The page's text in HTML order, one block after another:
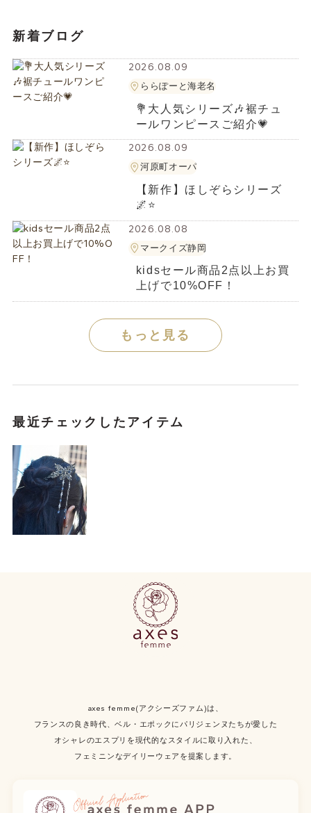
新着ブログ
2026.08.09
ららぽーと海老名
💐大人気シリーズ🎶裾チュ
ールワンピースご紹介💗
2026.08.09
河原町オーパ
【新作】ほしぞらシリーズ
🌌⭐
2026.08.08
マークイズ静岡
kidsセール商品2点以上お買
上げで10%OFF！
もっと見る
最近チェックしたアイテム
axes femme(アクシーズファム)は、
フランスの良き時代、ベル・エポックにパリジェンヌたちが愛した
オシャレのエスプリを現代的なスタイルに取り入れた、
フェミニンなデイリーウェアを提案します。